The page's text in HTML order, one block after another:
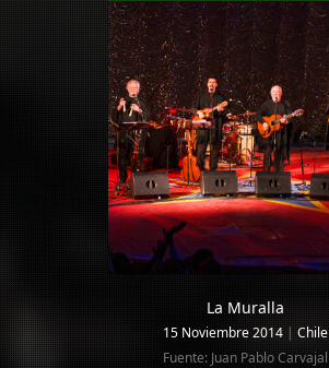
La Muralla
15 Noviembre 2014 | Chile
Fuente: Juan Pablo Carvajal